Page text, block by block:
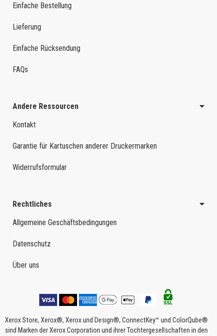
Einfache Bestellung
Lieferung
Einfache Rücksendung
FAQs
Andere Ressourcen
Kontakt
Garantie für Kartuschen anderer Druckermarken
Widerrufsformular
Rechtliches
Allgemeine Geschäftsbedingungen
Datenschutz
Über uns
Xerox Store, Xerox®, Xerox und Design®, ConnectKey™ und ColorQube®
sind Marken der Xerox Corporation und ihrer Tochtergesellschaften in den